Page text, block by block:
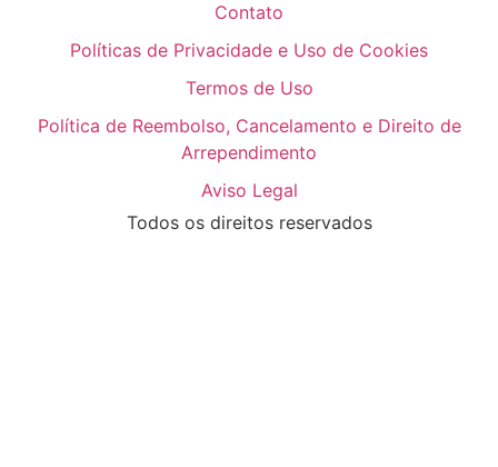
Contato
Políticas de Privacidade e Uso de Cookies
Termos de Uso
Política de Reembolso, Cancelamento e Direito de
Arrependimento
Aviso Legal
Todos os direitos reservados